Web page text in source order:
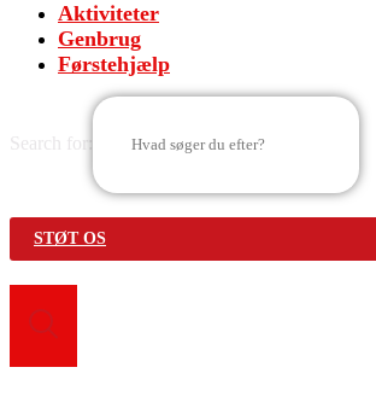
Aktiviteter
Genbrug
Førstehjælp
Search for:
STØT OS